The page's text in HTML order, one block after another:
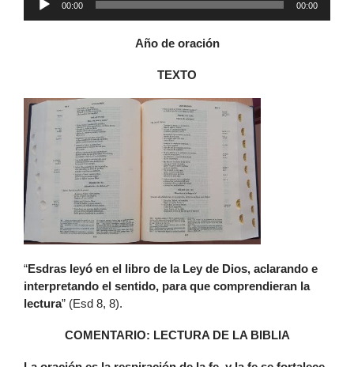
00:00 00:00
Año de oración
TEXTO
“Esdras leyó en el libro de la Ley de Dios, aclarando e
interpretando el sentido, para que comprendieran la
lectura” (Esd 8, 8).
COMENTARIO: LECTURA DE LA BIBLIA